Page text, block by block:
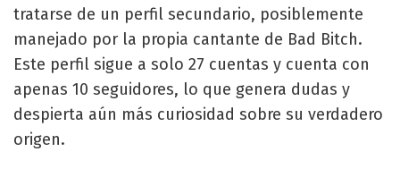
tratarse de un perfil secundario, posiblemente
manejado por la propia cantante de Bad Bitch.
Este perfil sigue a solo 27 cuentas y cuenta con
apenas 10 seguidores, lo que genera dudas y
despierta aún más curiosidad sobre su verdadero
origen.